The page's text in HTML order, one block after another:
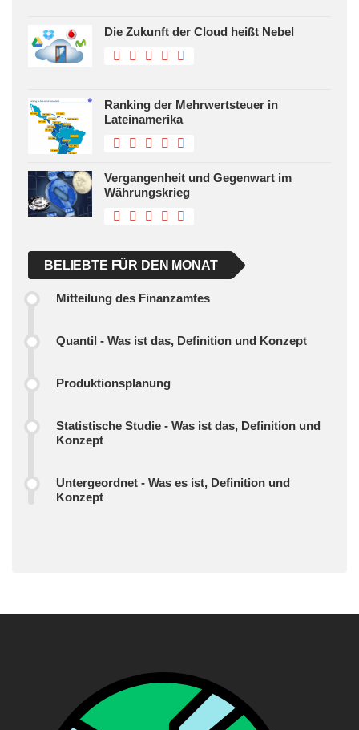
Die Zukunft der Cloud heißt Nebel
Ranking der Mehrwertsteuer in
Lateinamerika
Vergangenheit und Gegenwart im
Währungskrieg
BELIEBTE FÜR DEN MONAT
Mitteilung des Finanzamtes
Quantil - Was ist das, Definition und Konzept
Produktionsplanung
Statistische Studie - Was ist das, Definition und
Konzept
Untergeordnet - Was es ist, Definition und
Konzept